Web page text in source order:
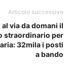
Articolo successivo
al via da domani il
straordinario per
32mila i posti
a bando